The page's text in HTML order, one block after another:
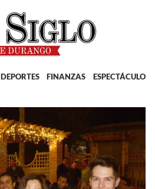
DEPORTES FINANZAS ESPECTÁCULOS